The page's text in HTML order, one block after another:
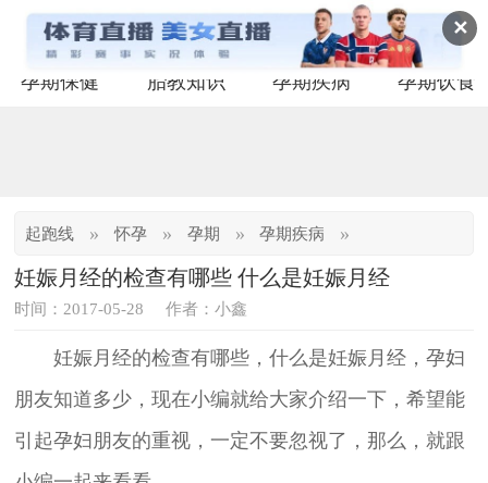
✕
孕期保健 胎教知识 孕期疾病 孕期饮食
起跑线 » 怀孕 » 孕期 » 孕期疾病 »
妊娠月经的检查有哪些 什么是妊娠月经
时间：2017-05-28 作者：小鑫
妊娠月经的检查有哪些，什么是妊娠月经，孕妇
朋友知道多少，现在小编就给大家介绍一下，希望能
引起孕妇朋友的重视，一定不要忽视了，那么，就跟